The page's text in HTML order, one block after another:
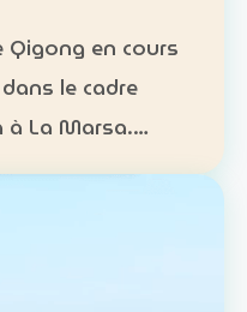
Qigong en cours
le cadre
à La Marsa.
: une